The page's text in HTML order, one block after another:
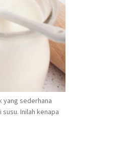
yang sederhana
Inilah kenapa